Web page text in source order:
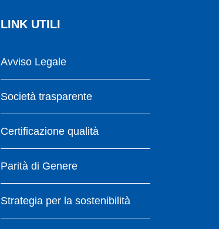
LINK UTILI
Avviso Legale
Società trasparente
Certificazione qualità
Parità di Genere
Strategia per la sostenibilità